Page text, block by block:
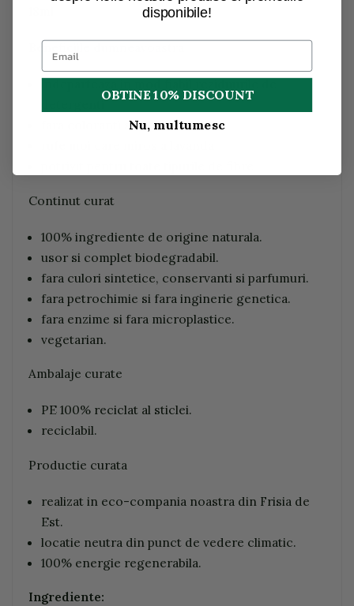
detergenti
fara coloranti sau conservanti
Continut curat
100% ingrediente de origine naturala.
usor si complet biodegradabil.
fara culori sintetice, conservanti si parfumuri.
fara petrochimie si fara inginerie genetica.
fara enzime si fara microplastice.
vegetarian.
Ambalaje curate
PE 100% reciclat al sticlei.
reciclabil.
Productie curata
realizat in eco-compania noastra din Frisia de
Est.
locatie neutra din punct de vedere climatic.
100% energie regenerabila.
Ingrediente:
disponibile!
OBTINE 10% DISCOUNT
Nu, multumesc